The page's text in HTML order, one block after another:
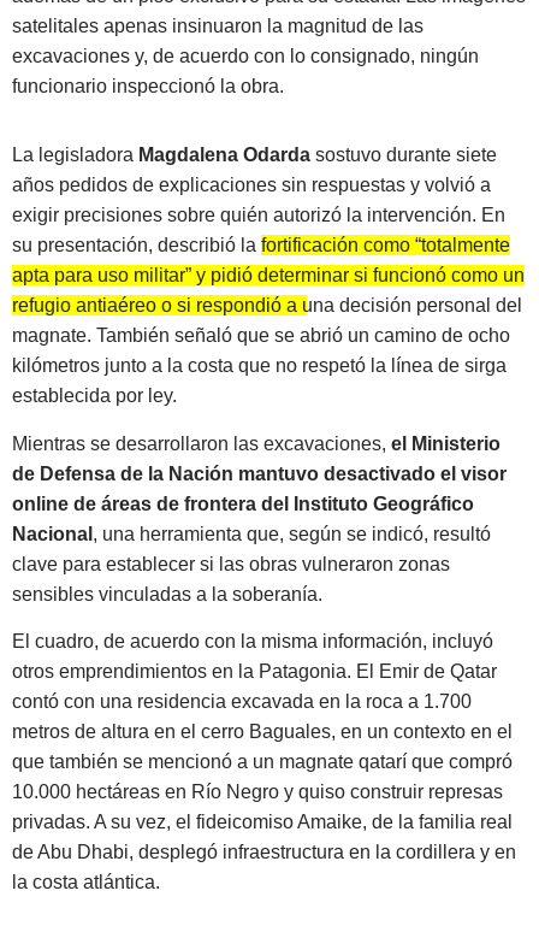
satelitales apenas insinuaron la magnitud de las
excavaciones y, de acuerdo con lo consignado, ningún
funcionario inspeccionó la obra.
La legisladora Magdalena Odarda sostuvo durante siete
años pedidos de explicaciones sin respuestas y volvió a
exigir precisiones sobre quién autorizó la intervención. En
su presentación, describió la fortificación como “totalmente
apta para uso militar” y pidió determinar si funcionó como un
refugio antiaéreo o si respondió a una decisión personal del
magnate. También señaló que se abrió un camino de ocho
kilómetros junto a la costa que no respetó la línea de sirga
establecida por ley.
Mientras se desarrollaron las excavaciones, el Ministerio
de Defensa de la Nación mantuvo desactivado el visor
online de áreas de frontera del Instituto Geográfico
Nacional , una herramienta que, según se indicó, resultó
clave para establecer si las obras vulneraron zonas
sensibles vinculadas a la soberanía.
El cuadro, de acuerdo con la misma información, incluyó
otros emprendimientos en la Patagonia. El Emir de Qatar
contó con una residencia excavada en la roca a 1.700
metros de altura en el cerro Baguales, en un contexto en el
que también se mencionó a un magnate qatarí que compró
10.000 hectáreas en Río Negro y quiso construir represas
privadas. A su vez, el fideicomiso Amaike, de la familia real
de Abu Dhabi, desplegó infraestructura en la cordillera y en
la costa atlántica.